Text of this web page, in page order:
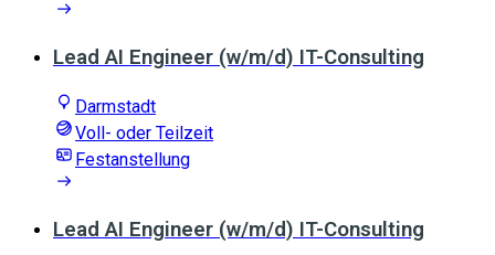
Lead AI Engineer (w/m/d) IT-Consulting
Darmstadt
Voll- oder Teilzeit
Festanstellung
Lead AI Engineer (w/m/d) IT-Consulting